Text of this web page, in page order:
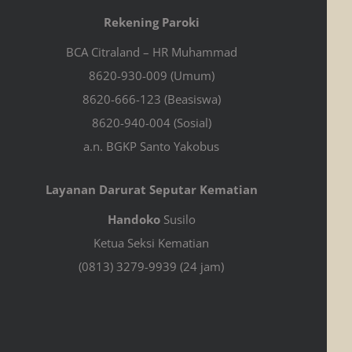
Rekening Paroki
BCA Citraland – HR Muhammad
8620-930-009 (Umum)
8620-666-123 (Beasiswa)
8620-940-004 (Sosial)
a.n. BGKP Santo Yakobus
Layanan Darurat Seputar Kematian
HandokoSusilo
Ketua Seksi Kematian
(0813) 3279-9939 (24 jam)